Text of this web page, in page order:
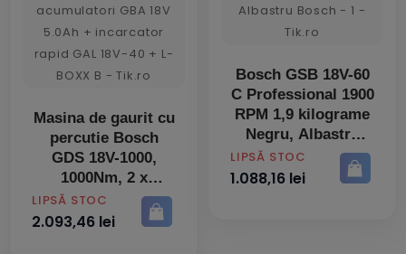
Masina de gaurit cu
percutie Bosch
GDS 18V-1000,
1000Nm, 2 x
acumulatori GBA
18V 5.0Ah,
PRET
LIPSĂ STOC
2.093,46 lei
Bosch GSB 18V-60
C Professional 1900
RPM 1,9 kilograme
Negru, Albastru
PRET
LIPSĂ STOC
1.088,16 lei